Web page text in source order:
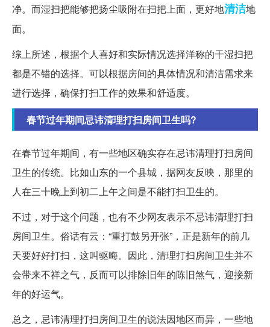
净。而湿扫把能够把扬尘吸附在扫把上面，更好地清洁地
面。
综上所述，根据个人喜好和实际情况选择洋称的干湿扫把
都是不错的选择。可以根据房间的具体情况和清洁需求来
进行选择，确保打扫工作的效果和舒适度。
春节过年期间忌讳清理打扫房间卫生吗?
在春节过年期间，有一些地区确实存在忌讳清理打扫房间
卫生的传统。比如山东的一个县城，据网友反映，那里的
人在三十晚上到初二上午之间是不能打扫卫生的。
不过，对于这个问题，也有不少网友表示不忌讳清理打扫
房间卫生。俗话有云：“重打鼓另开张”，正是新年的前几
天要好好打扫，这叫驱晦。因此，清理打扫房间卫生并不
会带来不祥之气，反而可以排除旧年的陈旧煞气，迎接新
年的好运气。
总之，忌讳清理打扫房间卫生的说法因地区而异，一些地